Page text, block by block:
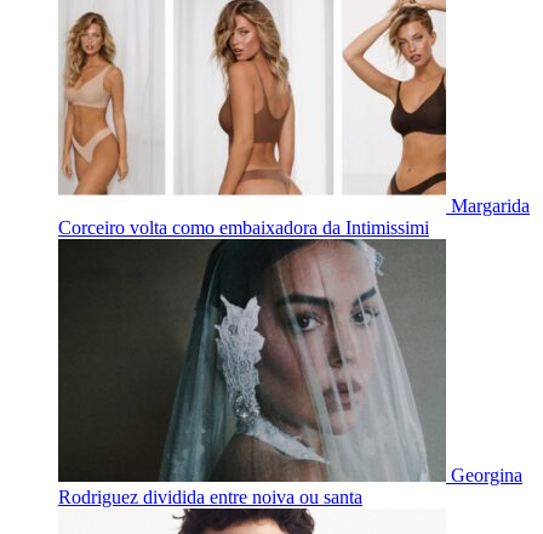
Margarida
Corceiro volta como embaixadora da Intimissimi
Georgina
Rodriguez dividida entre noiva ou santa